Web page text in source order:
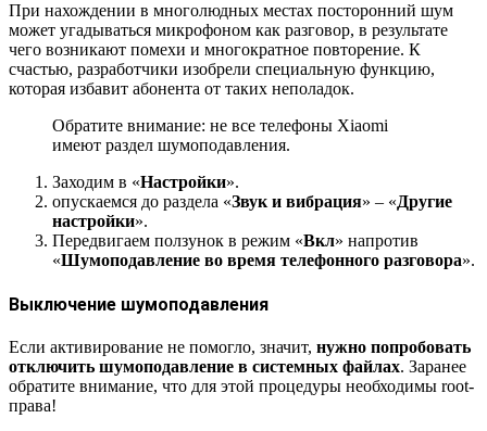
При нахождении в многолюдных местах посторонний шум
может угадываться микрофоном как разговор, в результате
чего возникают помехи и многократное повторение. К
счастью, разработчики изобрели специальную функцию,
которая избавит абонента от таких неполадок.
Обратите внимание: не все телефоны Xiaomi
имеют раздел шумоподавления.
Заходим в «Настройки».
опускаемся до раздела «Звук и вибрация» – «Другие
настройки».
Передвигаем ползунок в режим «Вкл» напротив
«Шумоподавление во время телефонного разговора».
Выключение шумоподавления
Если активирование не помогло, значит, нужно попробовать
отключить шумоподавление в системных файлах. Заранее
обратите внимание, что для этой процедуры необходимы root-
права!